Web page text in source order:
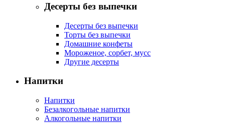
Десерты без выпечки
Десерты без выпечки
Торты без выпечки
Домашние конфеты
Мороженое, сорбет, мусс
Другие десерты
Напитки
Напитки
Безалкогольные напитки
Алкогольные напитки